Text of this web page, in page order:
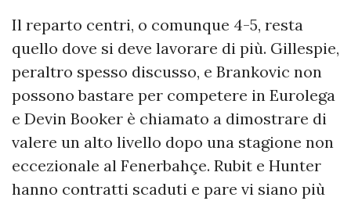
Il reparto centri, o comunque 4-5, resta
quello dove si deve lavorare di più. Gillespie,
peraltro spesso discusso, e Brankovic non
possono bastare per competere in Eurolega
e Devin Booker è chiamato a dimostrare di
valere un alto livello dopo una stagione non
eccezionale al Fenerbahçe. Rubit e Hunter
hanno contratti scaduti e pare vi siano più